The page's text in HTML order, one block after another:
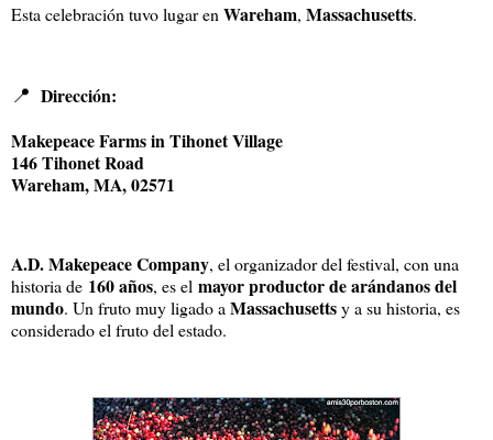
Esta celebración tuvo lugar enWareham, Massachusetts.
📍 Dirección:
Makepeace Farms in Tihonet Village
146 Tihonet Road
Wareham, MA, 02571
A.D. Makepeace Company, el organizador del festival, con una
historia de 160 años, es el mayor productor de arándanos del
mundo. Un fruto muy ligado a Massachusettsy a su historia, es
considerado el fruto del estado.